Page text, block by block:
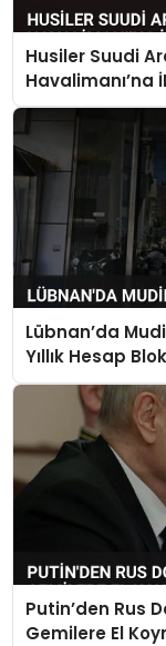
Husiler Suudi
Havalimanı’na
Lübnan’da
Yıllık Hesap
Putin’den Rus
Gemilere El